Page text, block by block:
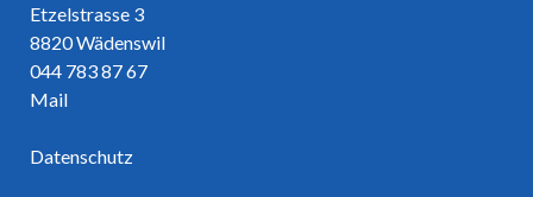
Etzelstrasse 3
8820 Wädenswil
044 783 87 67
Mail
Datenschutz